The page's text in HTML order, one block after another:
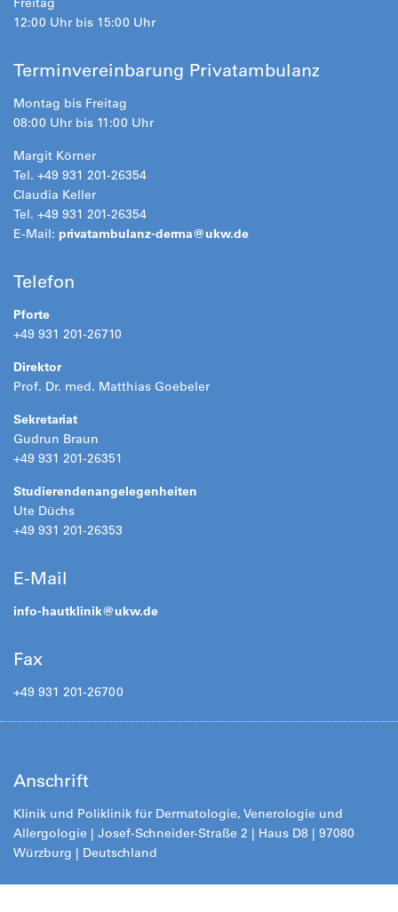
12:00 Uhr bis 15:00 Uhr
Terminvereinbarung Privatambulanz
Montag bis Freitag
08:00 Uhr bis 11:00 Uhr
Margit Körner
Tel. +49 931 201-26354
Claudia Keller
Tel. +49 931 201-26354
E-Mail: privatambulanz-derma@ukw.de
Telefon
Pforte
+49 931 201-26710
Direktor
Prof. Dr. med. Matthias Goebeler
Sekretariat
Gudrun Braun
+49 931 201-26351
Studierendenangelegenheiten
Ute Düchs
+49 931 201-26353
E-Mail
info-hautklinik@ukw.de
Fax
+49 931 201-26700
Anschrift
Klinik und Poliklinik für Dermatologie, Venerologie und
Allergologie | Josef-Schneider-Straße 2 | Haus D8 | 97080
Würzburg | Deutschland